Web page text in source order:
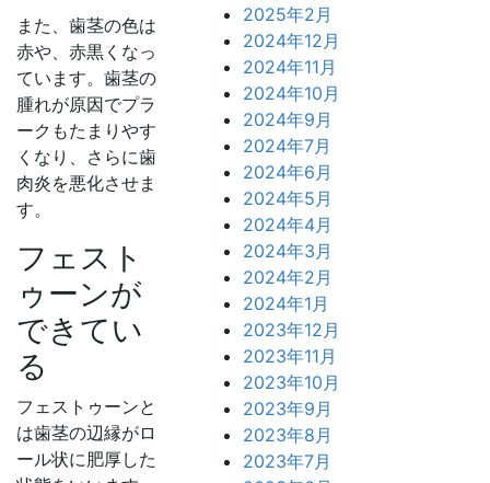
また、歯茎の色は
赤や、赤黒くなっ
ています。歯茎の
腫れが原因でプラ
ークもたまりやす
くなり、さらに歯
肉炎を悪化させま
す。
フェスト
ゥーンが
できてい
る
フェストゥーンと
は歯茎の辺縁がロ
ール状に肥厚した
2025年2月
2024年12月
2024年11月
2024年10月
2024年9月
2024年7月
2024年6月
2024年5月
2024年4月
2024年3月
2024年2月
2024年1月
2023年12月
2023年11月
2023年10月
2023年9月
2023年8月
2023年7月